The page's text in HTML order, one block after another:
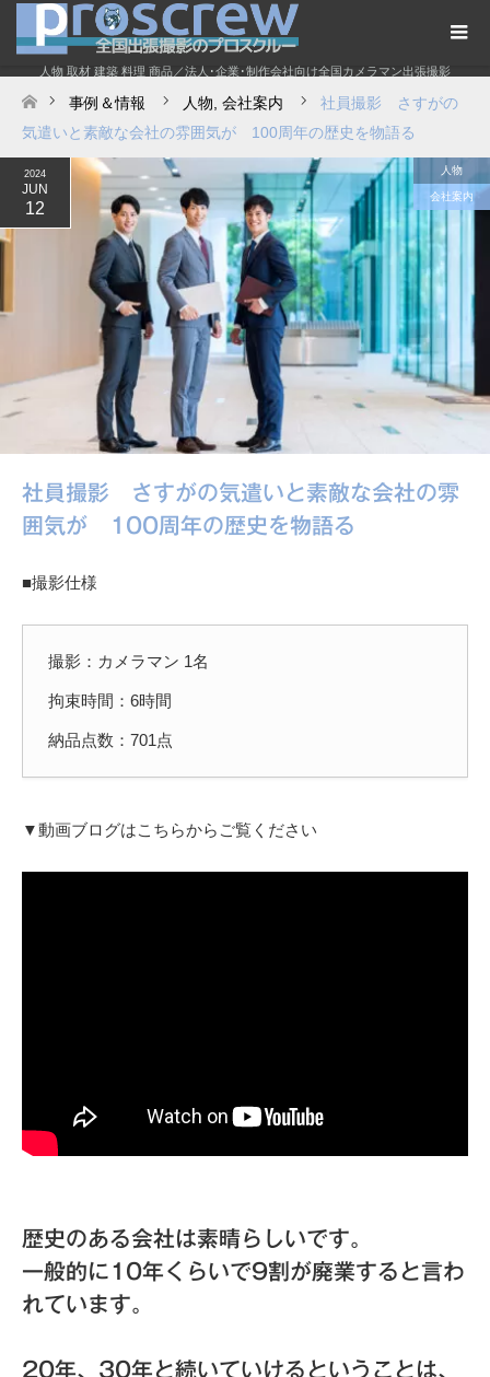
人物 取材 建築 料理 商品／法人･企業･制作会社向け全国カメラマン出張撮影
ホーム
事例＆情報 人物 会社案内
社員撮影 さすがの
気遣いと素敵な会社の雰囲気が 100周年の歴史を物語る
2024
JUN
12
人物
会社案内
社員撮影 さすがの気遣いと素敵な会社の雰
囲気が 100周年の歴史を物語る
■撮影仕様
撮影：カメラマン 1名
拘束時間：6時間
納品点数：701点
▼動画ブログはこちらからご覧ください
歴史のある会社は素晴らしいです。
一般的に10年くらいで9割が廃業すると言わ
れています。
20年、30年と続いていけるということは、